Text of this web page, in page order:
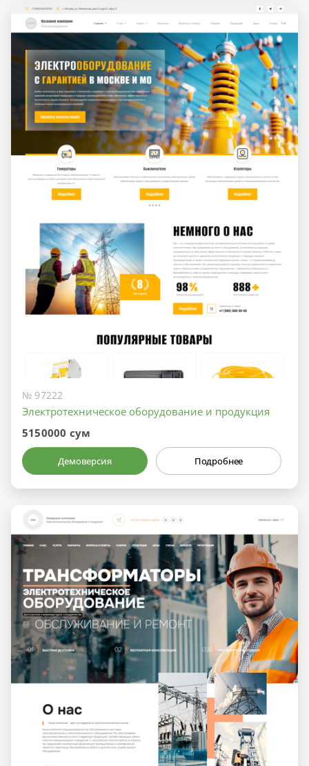
№ 97222
Электротехническое оборудование и продукция
5150000 сум
Демоверсия Подробнее